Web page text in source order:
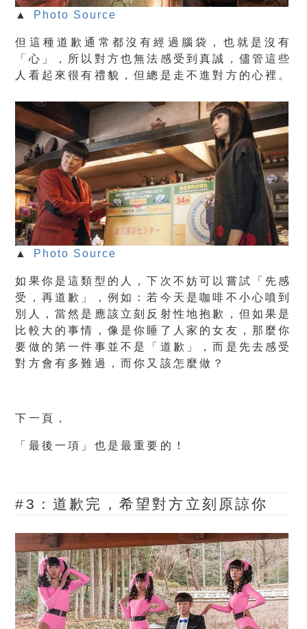
▲ Photo Source
但這種道歉通常都沒有經過腦袋，也就是沒有
「心」，所以對方也無法感受到真誠，儘管這些
人看起來很有禮貌，但總是走不進對方的心裡。
▲ Photo Source
如果你是這類型的人，下次不妨可以嘗試「先感
受，再道歉」，例如：若今天是咖啡不小心噴到
別人，當然是應該立刻反射性地抱歉，但如果是
比較大的事情，像是你睡了人家的女友，那麼你
要做的第一件事並不是「道歉」，而是先去感受
對方會有多難過，而你又該怎麼做？
下一頁，
「最後一項」也是最重要的！
#3：道歉完，希望對方立刻原諒你